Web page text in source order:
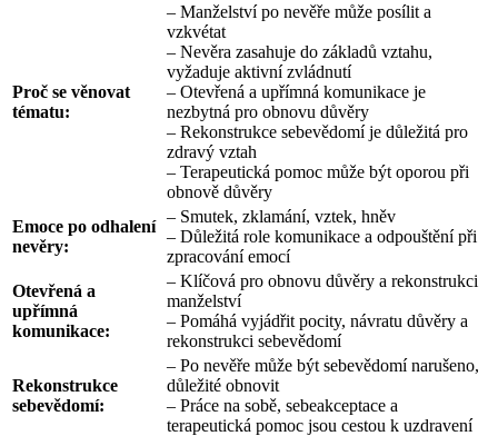
Proč se věnovat
tématu:
– Manželství po nevěře může posílit a
vzkvétat
– Nevěra zasahuje do základů vztahu,
vyžaduje aktivní zvládnutí
– Otevřená a upřímná komunikace je
nezbytná pro obnovu důvěry
– Rekonstrukce sebevědomí je důležitá pro
zdravý vztah
– Terapeutická pomoc může být oporou při
obnově důvěry
Emoce po odhalení
nevěry:
– Smutek, zklamání, vztek, hněv
– Důležitá role komunikace a odpouštění při
zpracování emocí
Otevřená a
upřímná
komunikace:
– Klíčová pro obnovu důvěry a rekonstrukci
manželství
– Pomáhá vyjádřit pocity, návratu důvěry a
rekonstrukci sebevědomí
Rekonstrukce
sebevědomí:
– Po nevěře může být sebevědomí narušeno,
důležité obnovit
– Práce na sobě, sebeakceptace a
terapeutická pomoc jsou cestou k uzdravení